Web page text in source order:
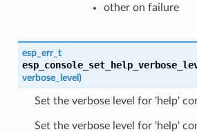
other on failure
esp_err_t
verbose_level )
Set the verbose level for 'help'
Set the verbose level for 'help'